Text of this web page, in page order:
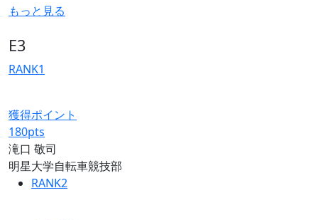
もっと見る
E3
RANK1
獲得ポイント
180pts
滝口 敬司
明星大学自転車競技部
RANK2